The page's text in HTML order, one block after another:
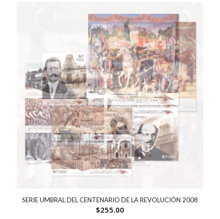
SERIE UMBRAL DEL CENTENARIO DE LA REVOLUCIÓN 2008
$255.00